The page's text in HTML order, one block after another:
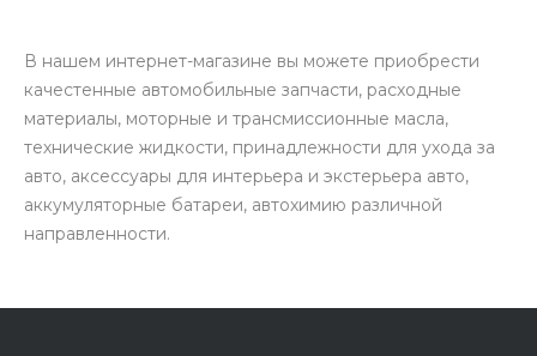
В нашем интернет-магазине вы можете приобрести
качестенные автомобильные запчасти, расходные
материалы, моторные и трансмиссионные масла,
технические жидкости, принадлежности для ухода за
авто, аксессуары для интерьера и экстерьера авто,
аккумуляторные батареи, автохимию различной
направленности.